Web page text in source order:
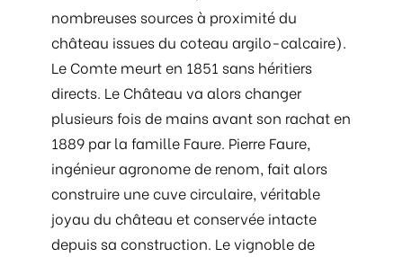
nombreuses sources à proximité du
château issues du coteau argilo-calcaire).
Le Comte meurt en 1851 sans héritiers
directs. Le Château va alors changer
plusieurs fois de mains avant son rachat en
1889 par la famille Faure. Pierre Faure,
ingénieur agronome de renom, fait alors
construire une cuve circulaire, véritable
joyau du château et conservée intacte
depuis sa construction. Le vignoble de